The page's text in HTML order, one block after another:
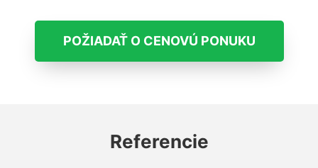
POŽIADAŤ O CENOVÚ PONUKU
Referencie